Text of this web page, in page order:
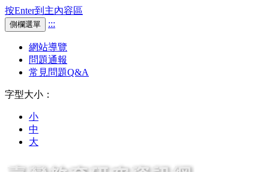
按Enter到主內容區
側欄選單 :::
網站導覽
問題通報
常見問題Q&A
字型大小：
小
中
大